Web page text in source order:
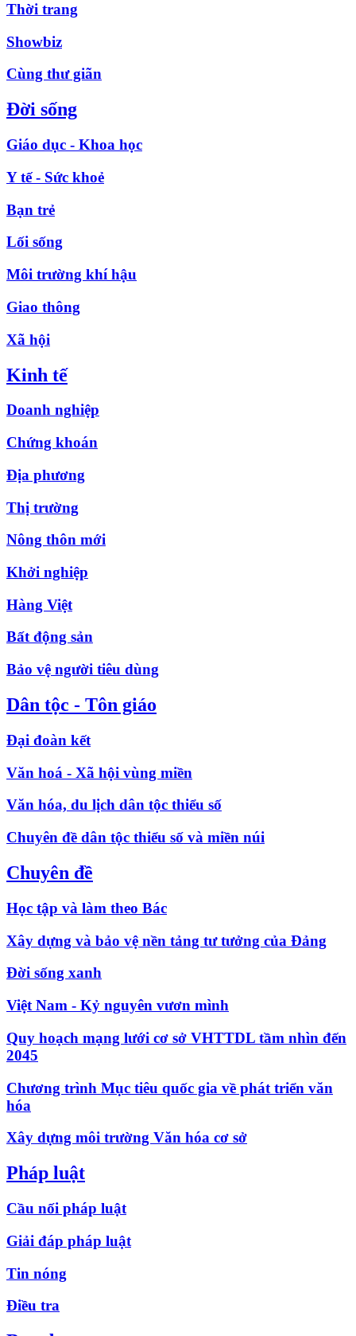
Thời trang
Showbiz
Cùng thư giãn
Đời sống
Giáo dục - Khoa học
Y tế - Sức khoẻ
Bạn trẻ
Lối sống
Môi trường khí hậu
Giao thông
Xã hội
Kinh tế
Doanh nghiệp
Chứng khoán
Địa phương
Thị trường
Nông thôn mới
Khởi nghiệp
Hàng Việt
Bất động sản
Bảo vệ người tiêu dùng
Dân tộc - Tôn giáo
Đại đoàn kết
Văn hoá - Xã hội vùng miền
Văn hóa, du lịch dân tộc thiểu số
Chuyên đề dân tộc thiểu số và miền núi
Chuyên đề
Học tập và làm theo Bác
Xây dựng và bảo vệ nền tảng tư tưởng của Đảng
Đời sống xanh
Việt Nam - Kỷ nguyên vươn mình
Quy hoạch mạng lưới cơ sở VHTTDL tầm nhìn đến
2045
Chương trình Mục tiêu quốc gia về phát triển văn
hóa
Xây dựng môi trường Văn hóa cơ sở
Pháp luật
Cầu nối pháp luật
Giải đáp pháp luật
Tin nóng
Điều tra